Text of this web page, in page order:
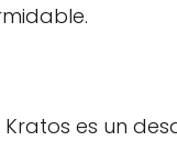
es un